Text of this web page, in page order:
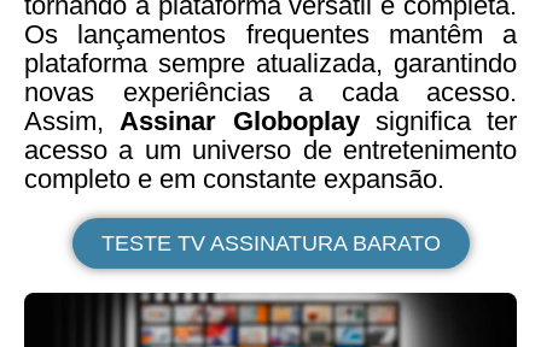
Os lançamentos frequentes mantêm a
plataforma sempre atualizada, garantindo
novas experiências a cada acesso.
Assim,Assinar Globoplaysignifica ter
acesso a um universo de entretenimento
completo e em constante expansão.
TESTE TV ASSINATURA BARATO